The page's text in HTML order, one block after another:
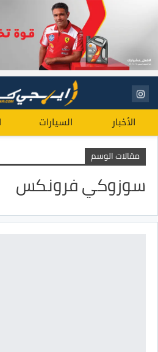
الأخبار السيارات
مقالات الوسم
سوزوكي فرونكس